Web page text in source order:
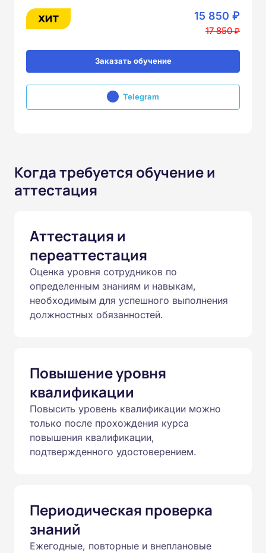
15 850 ₽
17 850 ₽
Заказать обучение
Telegram
Когда требуется обучение и
аттестация
Аттестация и
переаттестация
Оценка уровня сотрудников по
определенным знаниям и навыкам,
необходимым для успешного выполнения
должностных обязанностей.
Повышение уровня
квалификации
Повысить уровень квалификации можно
только после прохождения курса
повышения квалификации,
подтвержденного удостоверением.
Периодическая проверка
знаний
Ежегодные, повторные и внеплановые